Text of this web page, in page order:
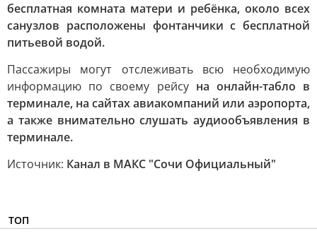
бесплатная комната матери и ребёнка, около всех
санузлов расположены фонтанчики с бесплатной
питьевой водой.
Пассажиры могут отслеживать всю необходимую
информацию по своему рейсу на онлайн-табло в
терминале, на сайтах авиакомпаний или аэропорта,
а также внимательно слушать аудиообъявления в
терминале.
Источник: Канал в МАКС "Сочи Официальный"
ТОП